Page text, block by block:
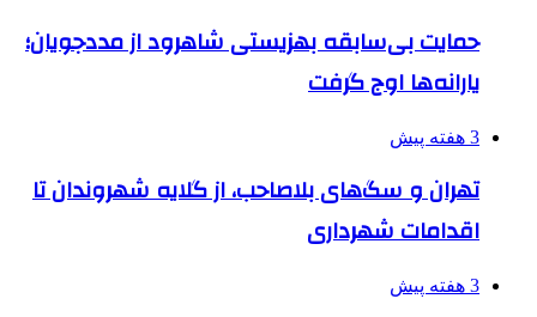
حمایت بی‌سابقه بهزیستی شاهرود از مددجویان؛
یارانه‌ها اوج گرفت
3 هفته پیش
تهران و سگ‌های بلاصاحب، از گلایه شهروندان تا
اقدامات شهرداری
3 هفته پیش